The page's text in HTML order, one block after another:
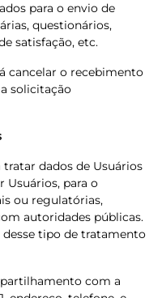
para o envio de
questionários,
satisfação, etc.
cancelar o recebimento
solicitação
dados de Usuários
Usuários, para o
ou regulatórias,
autoridades públicas.
desse tipo de tratamento
com a